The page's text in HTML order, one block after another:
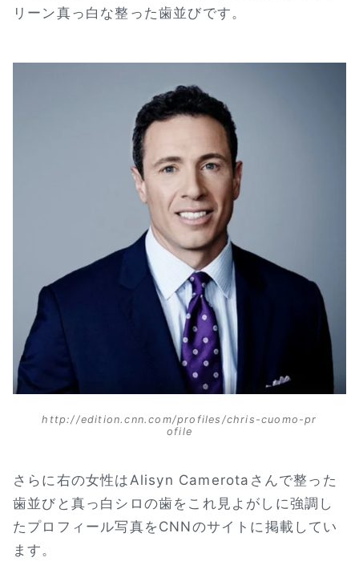
リーン真っ白な整った歯並びです。
http://edition.cnn.com/profiles/chris-cuomo-pr
ofile
さらに右の女性はAlisyn Camerotaさんで整った
歯並びと真っ白シロの歯をこれ見よがしに強調し
たプロフィール写真をCNNのサイトに掲載してい
ます。